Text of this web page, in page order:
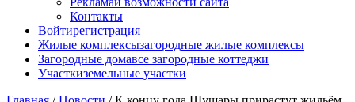
Контакты
Войтирегистрация
Жилые комплексызагородные жилые комплексы
Загородные домавсе загородные коттеджи
Участкиземельные участки